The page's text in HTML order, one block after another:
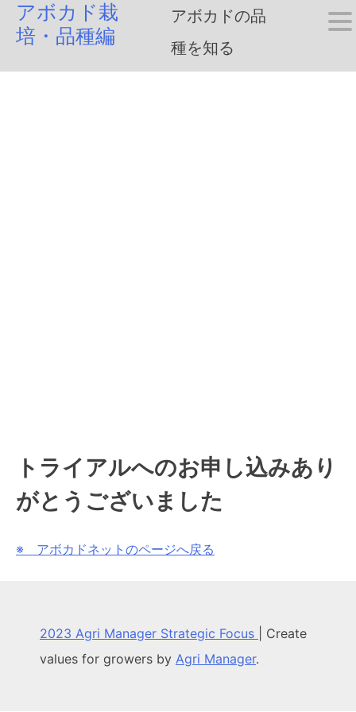
Skipアボカド栽
培・品種編
アボカドの品
種を知る
トライアルへのお申し込みあり
がとうございました
※ アボカドネットのページへ戻る
2023 Agri Manager Strategic Focus
Create
values for growers by Agri Manager.